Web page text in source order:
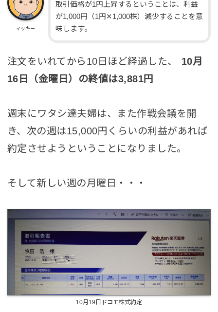
マッキー
取引価格が1円上昇するということは、利益
が1,000円（1円✕1,000株）減少することを意
味します。
注文をいれてから10日ほど経過した、
10月
16日（金曜日）の終値は3,881円
週末にワタシ達夫婦は、また作戦会議を開
き、次の週は15,000円くらいの利益があれば
約定させようということになりました。
そして新しい週の月曜日・・・
10月19日ドコモ株式約定